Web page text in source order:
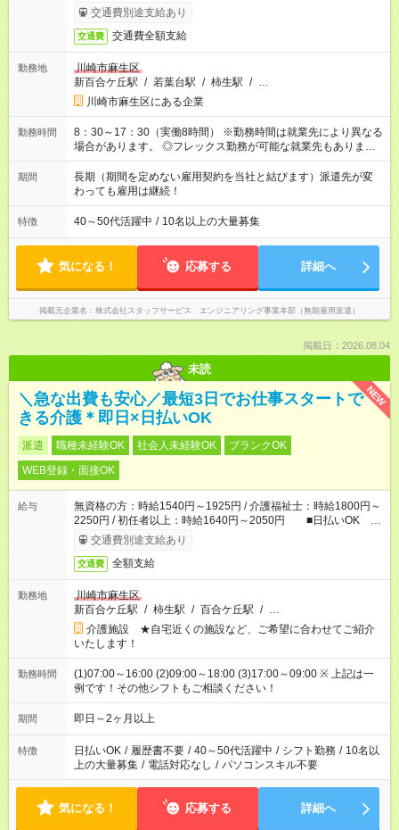
考慮して加給・優遇します。
交通費別途支給あり
交通費 交通費全額支給
勤務地
川崎市麻生区
新百合ケ丘駅 / 若葉台駅 / 柿生駅 / …
川崎市麻生区にある企業
勤務時間
8：30～17：30（実働8時間） ※勤務時間は就業先により異なる
場合があります。 ◎フレックス勤務が可能な就業先もありま
す。 ◎今よりもさらに働きやすい環境をつくるべく、 働き方
改革に全社をあげて取り組んでいます。
期間
長期（期間を定めない雇用契約を当社と結びます）派遣先が変
わっても雇用は継続！
特徴 40～50代活躍中 / 10名以上の大量募集
気になる！ 応募する 詳細へ
掲載元企業名 株式会社スタッフサービス エンジニアリング事業本部（無期雇用派遣）
掲載日：2026.08.04
未読
NEW
＼急な出費も安心／最短3日でお仕事スタートで
きる介護＊即日×日払いOK
派遣 職種未経験OK 社会人未経験OK
ブランクOK
WEB登録・面接OK
給与
無資格の方：時給1540円～1925円 / 介護福祉士：時給1800円～
2250円 / 初任者以上：時給1640円～2050円 ■日払いOK ■
日収例：1万2320円（時給1540円×8h）
交通費別途支給あり
交通費 全額支給
勤務地
川崎市麻生区
新百合ケ丘駅 / 柿生駅 / 百合ケ丘駅 / …
介護施設 ★自宅近くの施設など、ご希望に合わせてご紹介
いたします！
勤務時間
(1)07:00～16:00 (2)09:00～18:00 (3)17:00～09:00 ※ 上記は一
例です！その他シフトもご相談ください！
期間 即日～2ヶ月以上
特徴 日払いOK / 履歴書不要 / 40～50代活躍中 / シフト勤務 / 10名以
上の大量募集 / 電話対応なし / パソコンスキル不要
気になる！ 応募する 詳細へ